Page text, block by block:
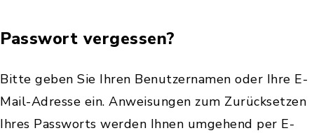
Passwort vergessen?
Bitte geben Sie Ihren Benutzernamen oder Ihre E-
Mail-Adresse ein. Anweisungen zum Zurücksetzen
Ihres Passworts werden Ihnen umgehend per E-